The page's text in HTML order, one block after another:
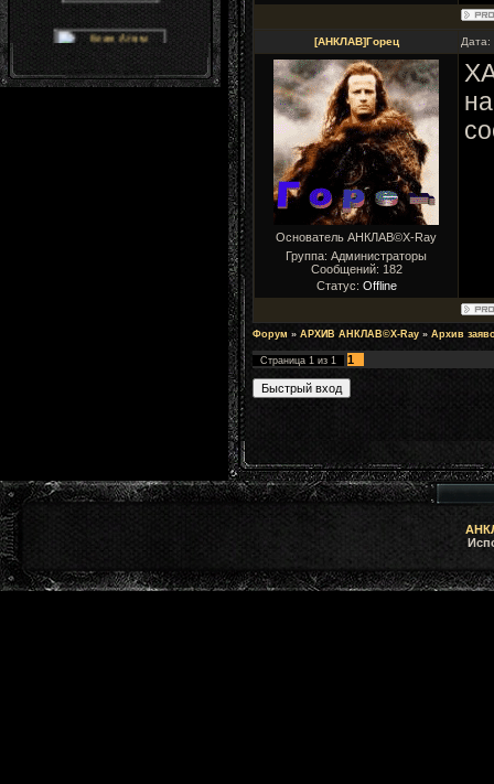
[АНКЛАВ]Горец
Основатель АНКЛАВ©X-Ray
Группа: Администраторы
Сообщений: 182
Статус: Offline
Форум » АРХИВ АНКЛАВ©X-Ray » Архив
Страница 1 из 1 1